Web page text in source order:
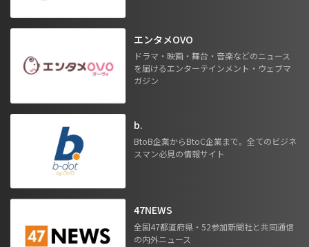
エンタメOVO
ドラマ・映画・舞台・音楽などのニュース
を届けるエンターテインメント・ウェブマ
ガジン
b.
BtoB企業からBtoC企業まで。全てのビジネ
スマン必見の情報サイト
47NEWS
全国47都道府県・52参加新聞社と共同通信
の内外ニュース